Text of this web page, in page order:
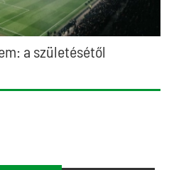
a születésétől